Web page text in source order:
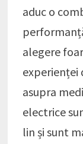
aduc o
alegere
experienței
asupra
electrice
lin și sunt